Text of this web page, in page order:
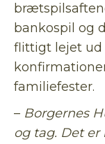
bankospil og
flittigt lejet ud
familiefester.
– Borgernes
og tag. Det er